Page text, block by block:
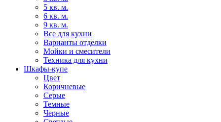
5 кв. м.
6 кв. м.
9 кв. м.
Все для кухни
Варианты отделки
Мойки и смесители
Техника для кухни
Шкафы-купе
Цвет
Коричневые
Серые
Темные
Черные